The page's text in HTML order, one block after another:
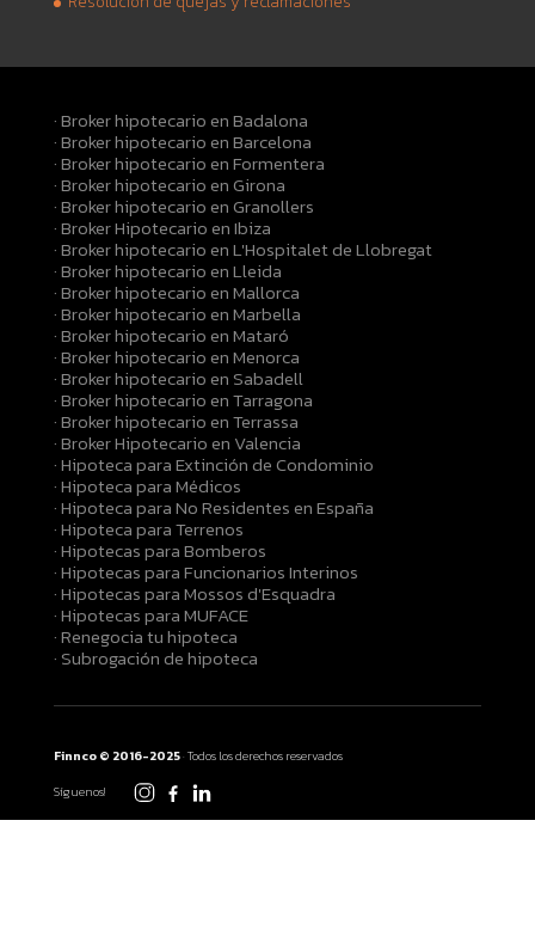
· Broker hipotecario en Badalona
· Broker hipotecario en Barcelona
· Broker hipotecario en Formentera
· Broker hipotecario en Girona
· Broker hipotecario en Granollers
· Broker Hipotecario en Ibiza
· Broker hipotecario en L'Hospitalet de Llobregat
· Broker hipotecario en Lleida
· Broker hipotecario en Mallorca
· Broker hipotecario en Marbella
· Broker hipotecario en Mataró
· Broker hipotecario en Menorca
· Broker hipotecario en Sabadell
· Broker hipotecario en Tarragona
· Broker hipotecario en Terrassa
· Broker Hipotecario en Valencia
· Hipoteca para Extinción de Condominio
· Hipoteca para Médicos
· Hipoteca para No Residentes en España
· Hipoteca para Terrenos
· Hipotecas para Bomberos
· Hipotecas para Funcionarios Interinos
· Hipotecas para Mossos d'Esquadra
· Hipotecas para MUFACE
· Renegocia tu hipoteca
· Subrogación de hipoteca
Finnco © 2016-2025· Todos los derechos reservados
Síguenos!